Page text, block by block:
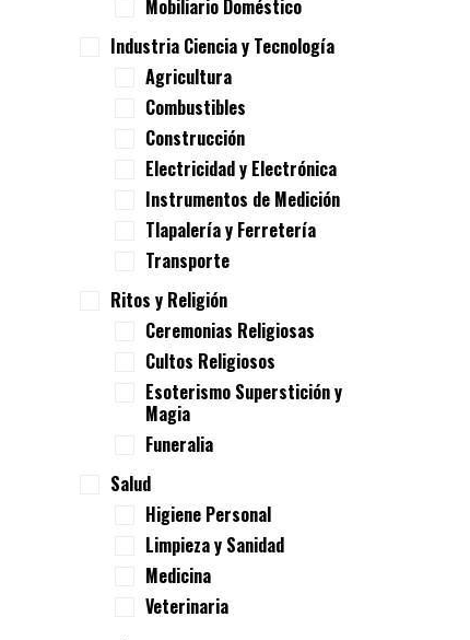
Mobiliario Doméstico
Industria Ciencia y Tecnología
Agricultura
Combustibles
Construcción
Electricidad y Electrónica
Instrumentos de Medición
Tlapalería y Ferretería
Transporte
Ritos y Religión
Ceremonias Religiosas
Cultos Religiosos
Esoterismo Superstición y
Magia
Funeralia
Salud
Higiene Personal
Limpieza y Sanidad
Medicina
Veterinaria